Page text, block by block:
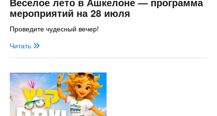
мероприятий на 28 июля
Проведите чудесный вечер!
Читать